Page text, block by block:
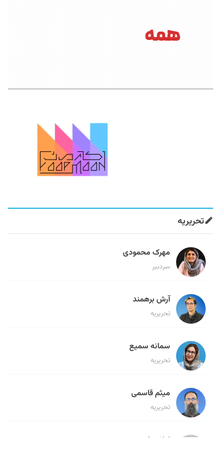
تحریریه
مهرک محمودی
سردبیر
آرش برهمند
تحریریه
سمانه سمیع
تحریریه
میثم قاسمی
تحریریه
لیلا حنارود